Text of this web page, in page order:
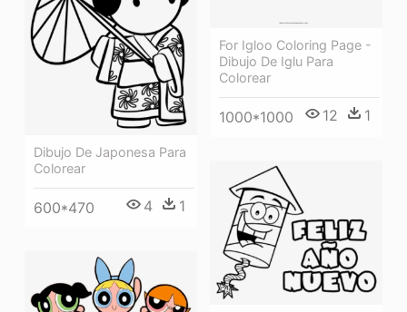
For Igloo Coloring Page -
Dibujo De Iglu Para
Colorear
1000*1000 12 1
Dibujo De Japonesa Para
Colorear
600*470 4 1